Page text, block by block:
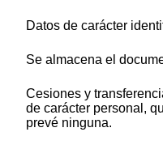
Datos de carácter
Se almacena el
Cesiones y
de carácter personal,
prevé ninguna.